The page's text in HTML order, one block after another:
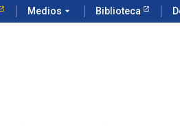
Medios arrow_drop_down Biblioteca